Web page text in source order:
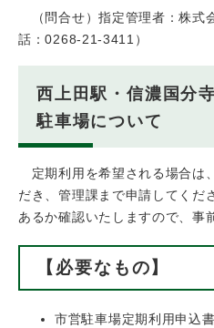
（問合せ）指定管理者：株式
話：0268-21-3411）
西上田駅・信濃国分
駐車場について
定期利用を希望される場合は
だき、管理課まで申請してくだ
あるか確認いたしますので、事
【必要なもの】
市営駐車場定期利用申込